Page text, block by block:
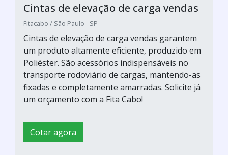
Cintas de elevação de carga vendas
Fitacabo / São Paulo - SP
Cintas de elevação de carga vendas garantem
um produto altamente eficiente, produzido em
Poliéster. São acessórios indispensáveis no
transporte rodoviário de cargas, mantendo-as
fixadas e completamente amarradas. Solicite já
um orçamento com a Fita Cabo!
Cotar agora